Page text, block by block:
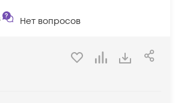
Нет вопросов